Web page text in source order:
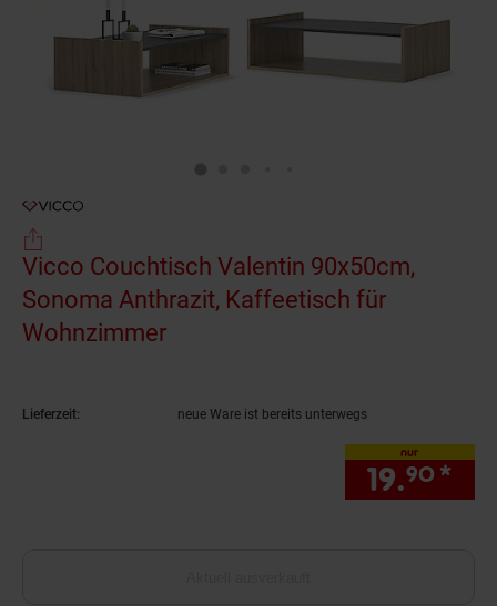
Vicco Couchtisch Valentin 90x50cm,
Sonoma Anthrazit, Kaffeetisch für
Wohnzimmer
Lieferzeit: neue Ware ist bereits unterwegs
nur
19.90 *